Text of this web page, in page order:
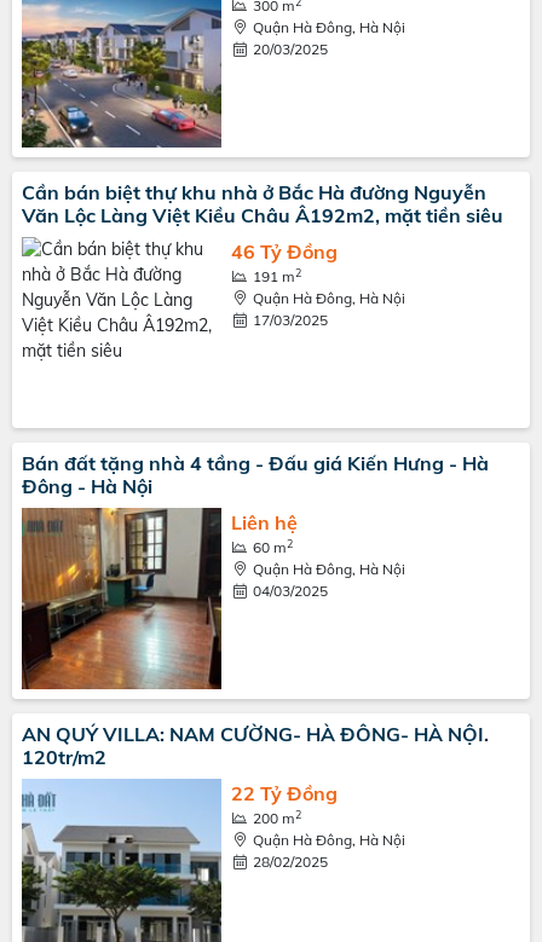
300 m
Quận Hà Đông, Hà Nội
20/03/2025
Cần bán biệt thự khu nhà ở Bắc Hà đường Nguyễn
Văn Lộc Làng Việt Kiều Châu Â192m2, mặt tiền siêu
46 Tỷ Đồng
191 m2
Quận Hà Đông, Hà Nội
17/03/2025
Bán đất tặng nhà 4 tầng - Đấu giá Kiến Hưng - Hà
Đông - Hà Nội
Liên hệ
60 m2
Quận Hà Đông, Hà Nội
04/03/2025
AN QUÝ VILLA: NAM CƯỜNG- HÀ ĐÔNG- HÀ NỘI.
120tr/m2
22 Tỷ Đồng
200 m2
Quận Hà Đông, Hà Nội
28/02/2025